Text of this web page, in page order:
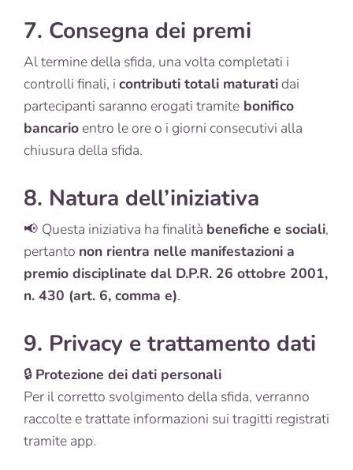
7. Consegna dei premi
Al termine della sfida, una volta completati i
controlli finali, i contributi totali maturati dai
partecipanti saranno erogati tramite bonifico
bancario entro le ore o i giorni consecutivi alla
chiusura della sfida.
8. Natura dell’iniziativa
📢 Questa iniziativa ha finalità benefiche e sociali,
pertanto non rientra nelle manifestazioni a
premio disciplinate dal D.P.R. 26 ottobre 2001,
n. 430 (art. 6, comma e).
9. Privacy e trattamento dati
🔒 Protezione dei dati personali
Per il corretto svolgimento della sfida, verranno
raccolte e trattate informazioni sui tragitti registrati
tramite app.